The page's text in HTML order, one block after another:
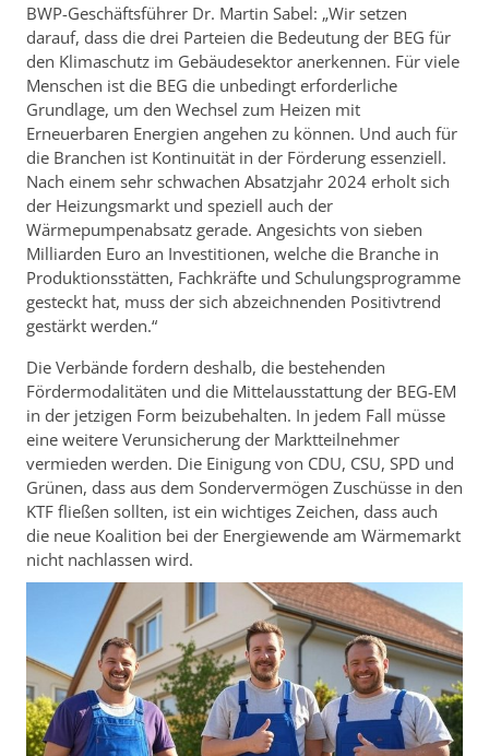
BWP-Geschäftsführer Dr. Martin Sabel: „Wir setzen
darauf, dass die drei Parteien die Bedeutung der BEG für
den Klimaschutz im Gebäudesektor anerkennen. Für viele
Menschen ist die BEG die unbedingt erforderliche
Grundlage, um den Wechsel zum Heizen mit
Erneuerbaren Energien angehen zu können. Und auch für
die Branchen ist Kontinuität in der Förderung essenziell.
Nach einem sehr schwachen Absatzjahr 2024 erholt sich
der Heizungsmarkt und speziell auch der
Wärmepumpenabsatz gerade. Angesichts von sieben
Milliarden Euro an Investitionen, welche die Branche in
Produktionsstätten, Fachkräfte und Schulungsprogramme
gesteckt hat, muss der sich abzeichnenden Positivtrend
gestärkt werden.“
Die Verbände fordern deshalb, die bestehenden
Fördermodalitäten und die Mittelausstattung der BEG-EM
in der jetzigen Form beizubehalten. In jedem Fall müsse
eine weitere Verunsicherung der Marktteilnehmer
vermieden werden. Die Einigung von CDU, CSU, SPD und
Grünen, dass aus dem Sondervermögen Zuschüsse in den
KTF fließen sollten, ist ein wichtiges Zeichen, dass auch
die neue Koalition bei der Energiewende am Wärmemarkt
nicht nachlassen wird.